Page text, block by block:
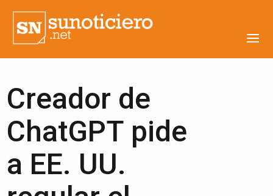
Creador de
ChatGPT pide
a EE. UU.